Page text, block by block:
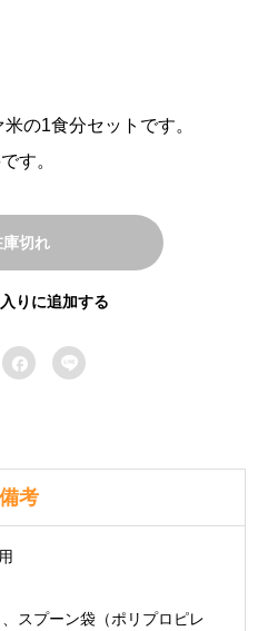
の1食分セットです。
す。
庫切れ
りに追加する
 
備考
スプーン袋（ポリプロピレ